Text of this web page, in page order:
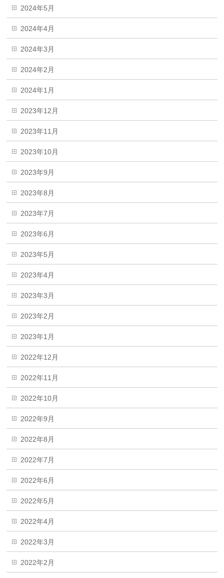
2024年5月
2024年4月
2024年3月
2024年2月
2024年1月
2023年12月
2023年11月
2023年10月
2023年9月
2023年8月
2023年7月
2023年6月
2023年5月
2023年4月
2023年3月
2023年2月
2023年1月
2022年12月
2022年11月
2022年10月
2022年9月
2022年8月
2022年7月
2022年6月
2022年5月
2022年4月
2022年3月
2022年2月